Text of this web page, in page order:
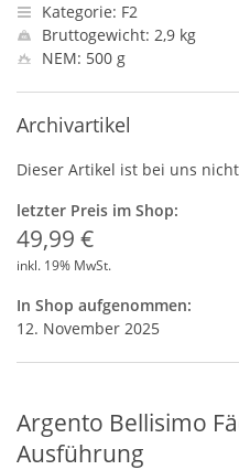
Kategorie: F2
Bruttogewicht: 2,9 kg
NEM: 500 g
Archivartikel
Dieser Artikel ist bei uns
letzter Preis im Shop:
49,99 €
inkl. 19% MwSt.
In Shop aufgenommen:
12. November 2025
Argento Bellisimo
Ausführung